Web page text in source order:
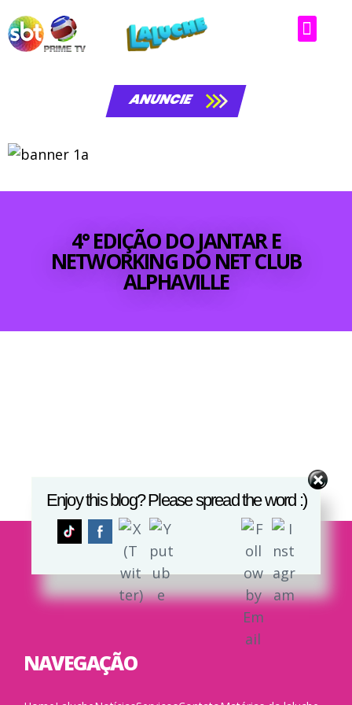
ANUNCIE
4° EDIÇÃO DO JANTAR E
NETWORKING DO NET CLUB
ALPHAVILLE
NAVEGAÇÃO
Enjoy this blog? Please spread the word :)